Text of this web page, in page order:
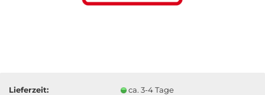
Lieferzeit: ca. 3-4 Tage